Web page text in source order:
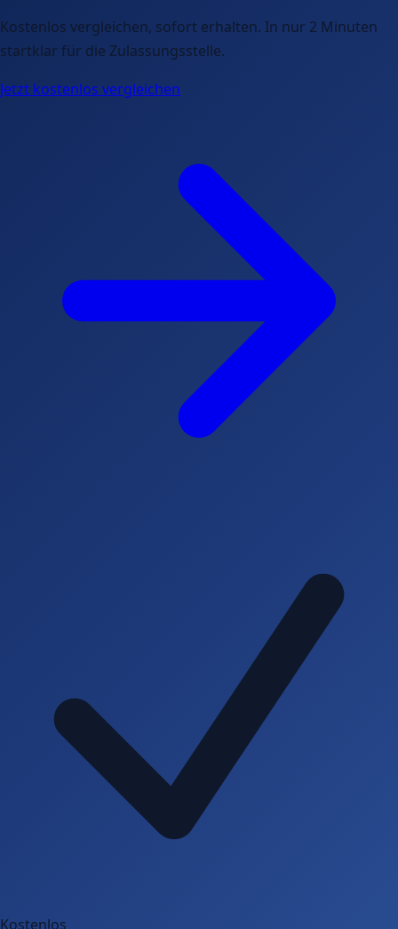
Kostenlos vergleichen, sofort erhalten. In nur 2 Minuten
startklar für die Zulassungsstelle.
Jetzt kostenlos vergleichen
Kostenlos